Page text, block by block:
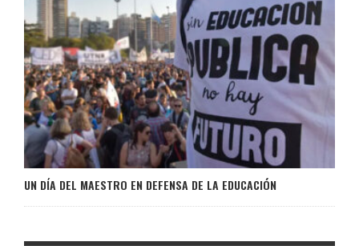
UN DÍA DEL MAESTRO EN DEFENSA DE LA EDUCACIÓN